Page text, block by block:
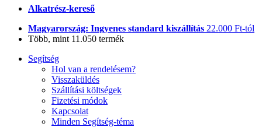
Alkatrész-kereső
Magyarország: Ingyenes standard kiszállítás 22.000 Ft-tól
Több, mint 11.050 termék
Segítség
Hol van a rendelésem?
Visszaküldés
Szállítási költségek
Fizetési módok
Kapcsolat
Minden Segítség-téma